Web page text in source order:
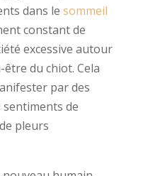
dans le sommeil
constant de
excessive autour
du chiot. Cela
par des
de
pleurs